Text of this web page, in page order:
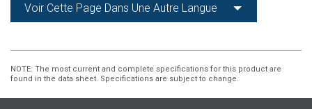
Voir Cette Page Dans Une Autre Langue
NOTE: The most current and complete specifications for this product are
found in the data sheet. Specifications are subject to change.